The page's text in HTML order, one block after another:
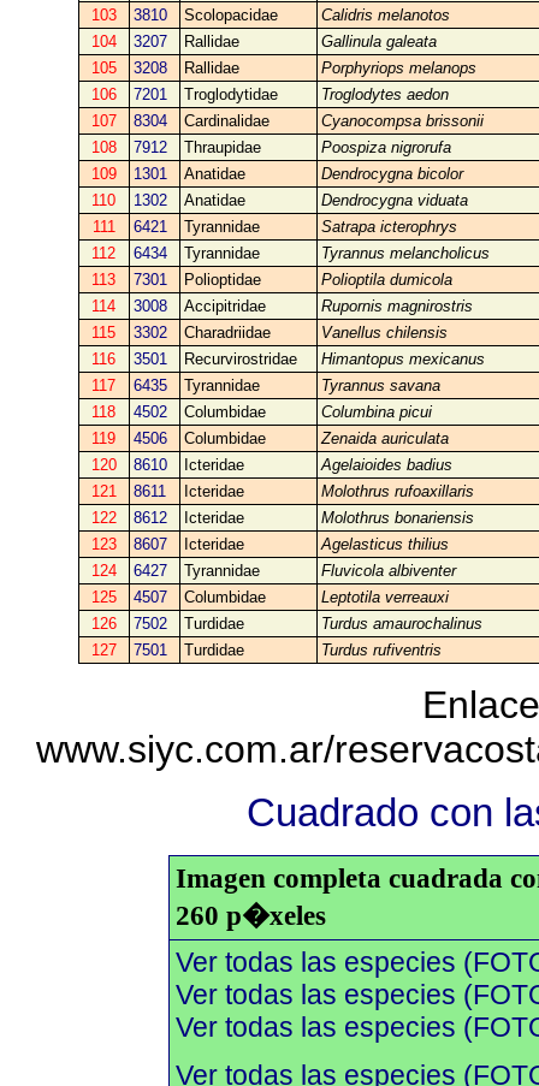
103
3810 Scolopacidae
Calidris melanotos
104
3207 Rallidae
Gallinula galeata
105
3208 Rallidae
Porphyriops melanops
106
7201 Troglodytidae
Troglodytes aedon
107
8304 Cardinalidae
Cyanocompsa brissonii
108
7912 Thraupidae
Poospiza nigrorufa
109
1301 Anatidae
Dendrocygna bicolor
110
1302 Anatidae
Dendrocygna viduata
111
6421 Tyrannidae
Satrapa icterophrys
112
6434 Tyrannidae
Tyrannus melancholicus
113
7301 Polioptidae
Polioptila dumicola
114
3008 Accipitridae
Rupornis magnirostris
115
3302 Charadriidae
Vanellus chilensis
116
3501 Recurvirostridae
Himantopus mexicanus
117
6435 Tyrannidae
Tyrannus savana
118
4502 Columbidae
Columbina picui
119
4506 Columbidae
Zenaida auriculata
120
8610 Icteridae
Agelaioides badius
121
8611 Icteridae
Molothrus rufoaxillaris
122
8612 Icteridae
Molothrus bonariensis
123
8607 Icteridae
Agelasticus thilius
124
6427 Tyrannidae
Fluvicola albiventer
125
4507 Columbidae
Leptotila verreauxi
126
7502 Turdidae
Turdus amaurochalinus
127
7501 Turdidae Turdus rufiventris
www.siyc.com.ar/
Cuadrado con
Imagen completa cuadrada
260 p�xeles
Ver todas las especies
Ver todas las especies
Ver todas las especies
Ver todas las especies